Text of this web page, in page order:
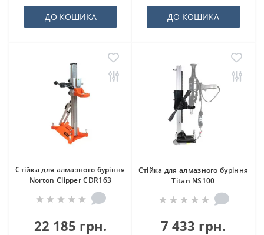
ДО КОШИКА ДО КОШИКА
Стійка для алмазного буріння
Norton Clipper CDR163
22 185 грн.
Стійка для алмазного буріння
Titan NS100
7 433 грн.